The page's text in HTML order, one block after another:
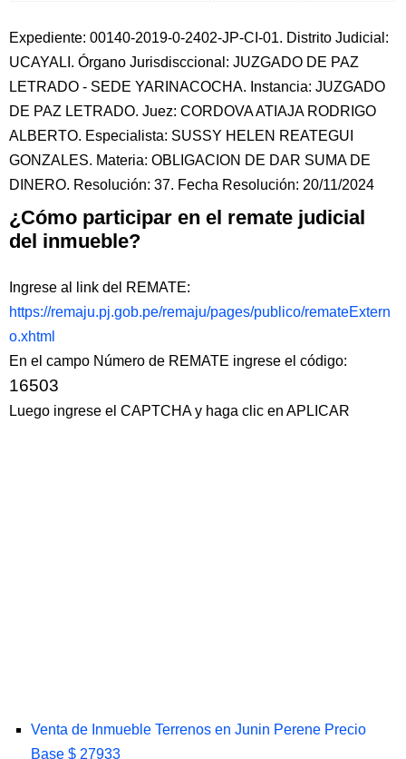
Expediente: 00140-2019-0-2402-JP-CI-01. Distrito Judicial:
UCAYALI. Órgano Jurisdisccional: JUZGADO DE PAZ
LETRADO - SEDE YARINACOCHA. Instancia: JUZGADO
DE PAZ LETRADO. Juez: CORDOVA ATIAJA RODRIGO
ALBERTO. Especialista: SUSSY HELEN REATEGUI
GONZALES. Materia: OBLIGACION DE DAR SUMA DE
DINERO. Resolución: 37. Fecha Resolución: 20/11/2024
¿Cómo participar en el remate judicial
del inmueble?
Ingrese al link del REMATE:
https://remaju.pj.gob.pe/remaju/pages/publico/remateExtern
o.xhtml
En el campo Número de REMATE ingrese el código:
16503
Luego ingrese el CAPTCHA y haga clic en APLICAR
Venta de Inmueble Terrenos en Junin Perene Precio
Base $ 27933